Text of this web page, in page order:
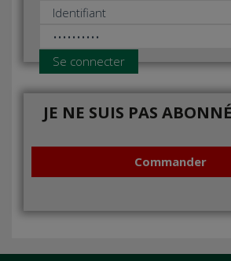
Se connecter
JE NE SUIS PAS ABONNÉ
Commander